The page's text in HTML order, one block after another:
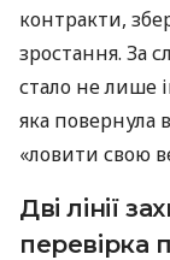
контракти,
зростання. За
стало не лише
яка повернула
«ловити свою
Дві лінії
перевірка